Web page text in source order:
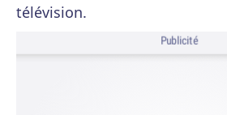
télévision.
Publicité